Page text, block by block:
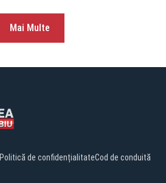
Mai Multe
Politică de confidențialitateCod de conduită